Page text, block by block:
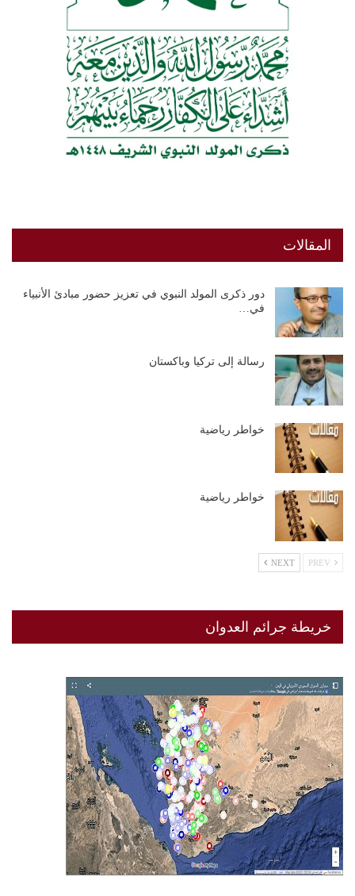
المقالات
دور ذكرى المولد النبوي في تعزيز حضور مبادئ الأنبياء
في…
رسالة إلى تركيا وباكستان
خواطر رياضية
خواطر رياضية
NEXT
خريطة جرائم العدوان